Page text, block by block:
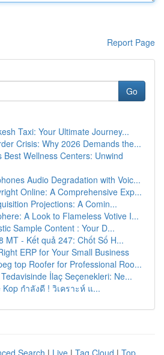
Report Page
Go
Taxi: Your Ultimate Journey...
Crisis: Why 2026 Demands the...
Best Wellness Centers: Unwind
Audio Degradation with Voic...
Online: A Comprehensive Exp...
Projections: A Comin...
A Look to Flameless Votive I...
Sample Content : Your D...
MT - Kết quả 247: Chốt Số H...
ERP for Your Small Business
top Roofer for Professional Roo...
İlaç Seçenekleri: Ne...
กำลังดี ! วิเคราะห์ แ...
Search | Live | Tag Cloud | Top